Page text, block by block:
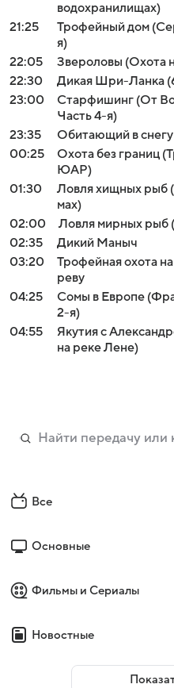
водохранилищах)
21:25
Трофейный дом
я)
22:05
Звероловы (Охота
22:30
Дикая Шри-Ланка
23:00
Старфишинг (От
Часть 4-я)
23:35
Обитающий в снегу
00:25
Охота без границ
ЮАР)
01:30
Ловля хищных рыб
мах)
02:00
Ловля мирных рыб
02:35
Дикий Маныч
03:20
Трофейная охота
реву
04:25
Сомы в Европе
2-я)
04:55
Якутия с
на реке Лене)
Все
Основные
Фильмы и Сериалы
Новостные